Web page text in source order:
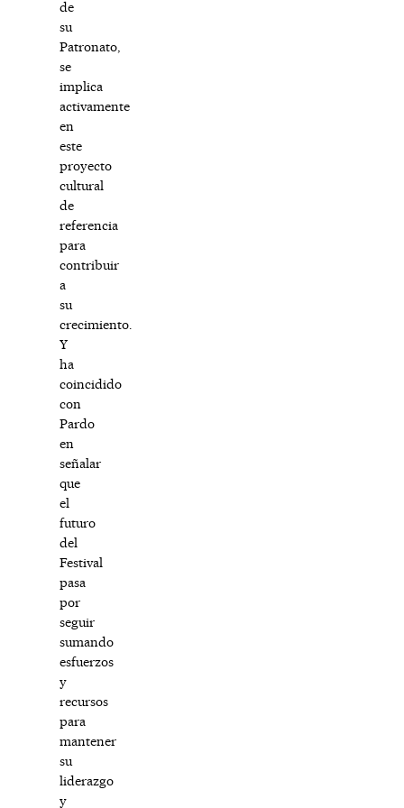
de
su
Patronato,
se
implica
activamente
en
este
proyecto
cultural
de
referencia
para
contribuir
a
su
crecimiento.
Y
ha
coincidido
con
Pardo
en
señalar
que
el
futuro
del
Festival
pasa
por
seguir
sumando
esfuerzos
y
recursos
para
mantener
su
liderazgo
y